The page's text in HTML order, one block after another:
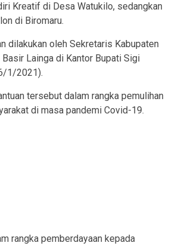
Kreatif di Desa Watukilo, sedangkan
di Biromaru.
dilakukan oleh Sekretaris Kabupaten
Lainga di Kantor Bupati Sigi
1/2021).
tersebut dalam rangka pemulihan
di masa pandemi Covid-19.
rangka pemberdayaan kepada